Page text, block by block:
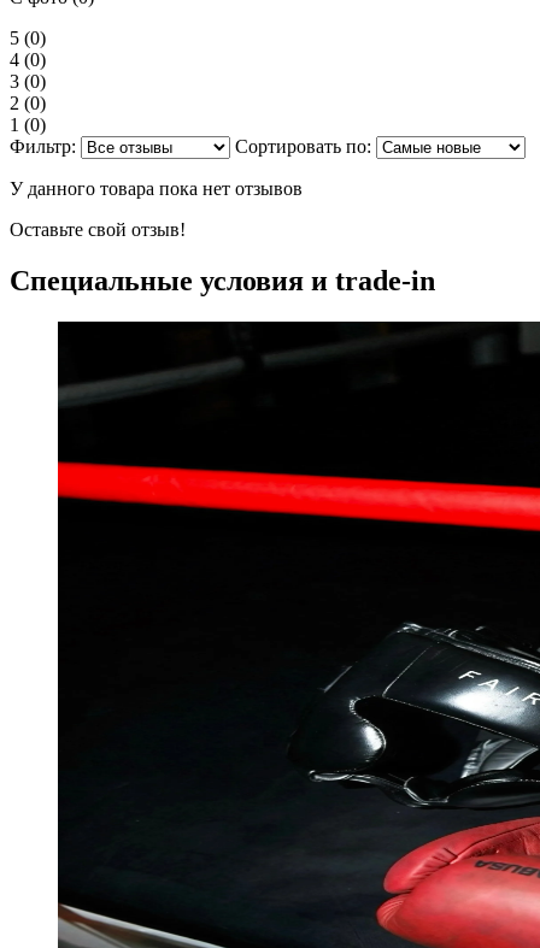
5 (0)
4 (0)
3 (0)
2 (0)
1 (0)
Фильтр:
Сортировать по:
У данного товара пока нет отзывов
Оставьте свой отзыв!
Специальные условия и trade-in